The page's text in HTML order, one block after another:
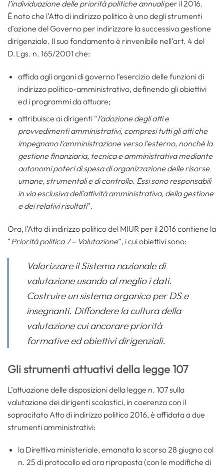
l’individuazione delle priorità politiche annualiper il 2016.
È noto che l’Atto di indirizzo politico è uno degli strumenti
d’azione del Governo per indirizzare la successiva gestione
dirigenziale. Il suo fondamento è rinvenibile nell’art. 4 del
D.Lgs. n. 165/2001 che:
affida agli organi di governo l’esercizio delle funzioni di
indirizzo politico-amministrativo, definendo gli obiettivi
ed i programmi da attuare;
attribuisce ai dirigenti “l’adozione degli atti e
provvedimenti amministrativi, compresi tutti gli atti che
impegnano l’amministrazione verso l’esterno, nonché la
gestione finanziaria, tecnica e amministrativa mediante
autonomi poteri di spesa di organizzazione delle risorse
umane, strumentali e di controllo. Essi sono responsabili
in via esclusiva dell’attività amministrativa, della gestione
e dei relativi risultati”.
Ora, l’Atto di indirizzo politico del MIUR per il 2016 contiene la
“Priorità politica 7 – Valutazione”, i cui obiettivi sono:
Valorizzare il Sistema nazionale di
valutazione usando al meglio i dati.
Costruire un sistema organico per DS e
insegnanti. Diffondere la cultura della
valutazione cui ancorare priorità
formative ed obiettivi dirigenziali.
Gli strumenti attuativi della legge 107
L’attuazione delle disposizioni della legge n. 107 sulla
valutazione dei dirigenti scolastici, in coerenza con il
sopracitato Atto di indirizzo politico 2016, è affidata a due
strumenti amministrativi:
la Direttiva ministeriale, emanata lo scorso 28 giugno col
n. 25 di protocollo ed ora riproposta (con le modifiche di